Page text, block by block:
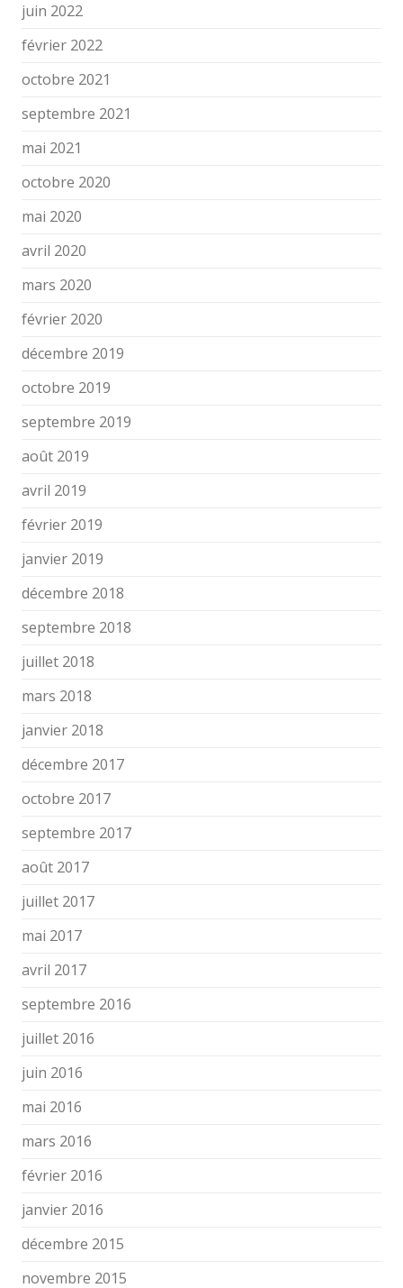
juin 2022
février 2022
octobre 2021
septembre 2021
mai 2021
octobre 2020
mai 2020
avril 2020
mars 2020
février 2020
décembre 2019
octobre 2019
septembre 2019
août 2019
avril 2019
février 2019
janvier 2019
décembre 2018
septembre 2018
juillet 2018
mars 2018
janvier 2018
décembre 2017
octobre 2017
septembre 2017
août 2017
juillet 2017
mai 2017
avril 2017
septembre 2016
juillet 2016
juin 2016
mai 2016
mars 2016
février 2016
janvier 2016
décembre 2015
novembre 2015